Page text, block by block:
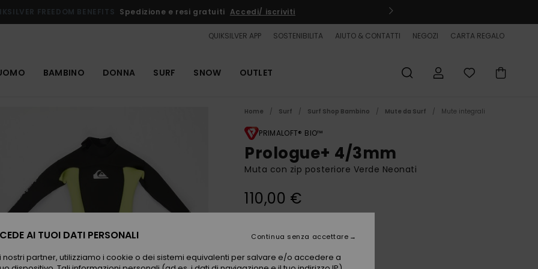
FREEDOM BENEFITS Spedizione e resi gratuiti Accedi/ iscriviti
QUIKSILVER APP SOSTENIBILITA AIUTO & CONTATTI NEGOZI CARTA REGALO
BAMBINO DONNA SURF SNOW OUTLET
Home Surf Surf Shop Bambino Mute da Surf Mute integrali
PRIMALOFT® BIO™
Prologue+ 4/3mm
Muta con zip posteriore Verde Neonati
110,00 €
ColoriWild Lime
AI TUOI DATI PERSONALI
partner, utilizziamo i cookie o dei sistemi equivalenti per salvare e/o accedere a
Continua senza accettare